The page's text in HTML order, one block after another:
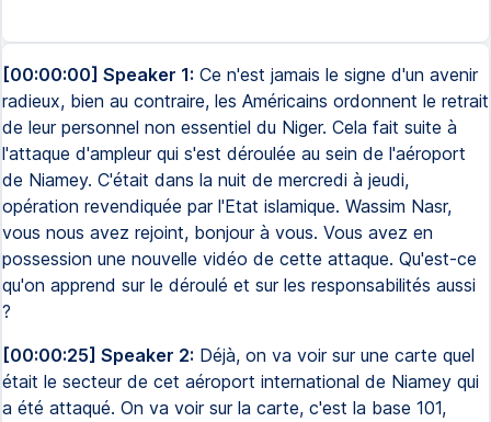
[00:00:00] Speaker 1: Ce n'est jamais le signe d'un avenir
radieux, bien au contraire, les Américains ordonnent le retrait
de leur personnel non essentiel du Niger. Cela fait suite à
l'attaque d'ampleur qui s'est déroulée au sein de l'aéroport
de Niamey. C'était dans la nuit de mercredi à jeudi,
opération revendiquée par l'Etat islamique. Wassim Nasr,
vous nous avez rejoint, bonjour à vous. Vous avez en
possession une nouvelle vidéo de cette attaque. Qu'est-ce
qu'on apprend sur le déroulé et sur les responsabilités aussi
?
[00:00:25] Speaker 2: Déjà, on va voir sur une carte quel
était le secteur de cet aéroport international de Niamey qui
a été attaqué. On va voir sur la carte, c'est la base 101,